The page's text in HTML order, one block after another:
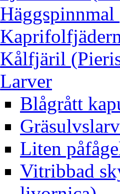
Kålfjäril
Larver
Blågrått
Liten
Vitribbad